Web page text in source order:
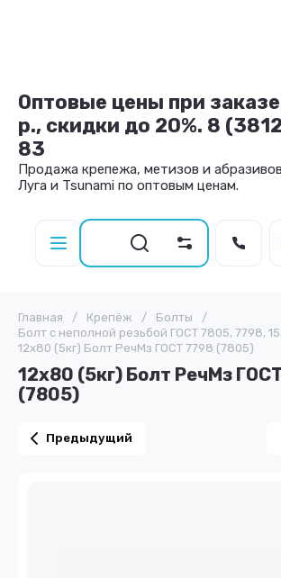
Оптовые цены при
р., скидки до 20%. 8
83
Продажа крепежа, метизов и
Луга и Tsunami по оптовым ценам.
Главная / Крепёж / Болты
/
Болт с неполной резьбой ГОСТ 7805, 7798,
12х80 (5кг) Болт РечМз ГОСТ 7798 (7805)
12х80 (5кг) Болт РечМз
(7805)
Предыдущий